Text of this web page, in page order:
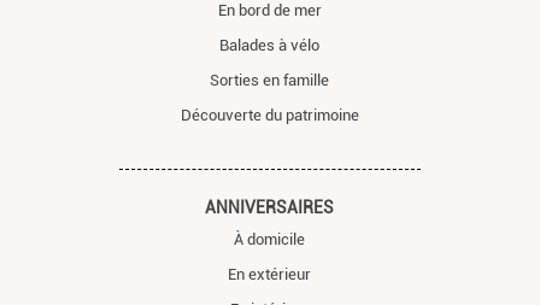
En bord de mer
Balades à vélo
Sorties en famille
Découverte du patrimoine
ANNIVERSAIRES
À domicile
En extérieur